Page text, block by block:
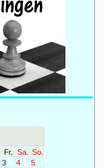
Fr. Sa. So.
3 4
5